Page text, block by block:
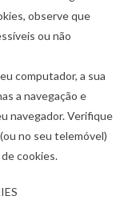
observe que
ou não
computador, a sua
a navegação e
navegador. Verifique
no seu telemóvel)
cookies.